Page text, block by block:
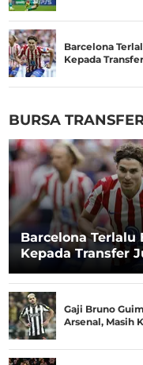
Barcelona
Kepada
BURSA
Barcelona Terlalu
Kepada Transfer
Gaji Bruno
Arsenal, Masih